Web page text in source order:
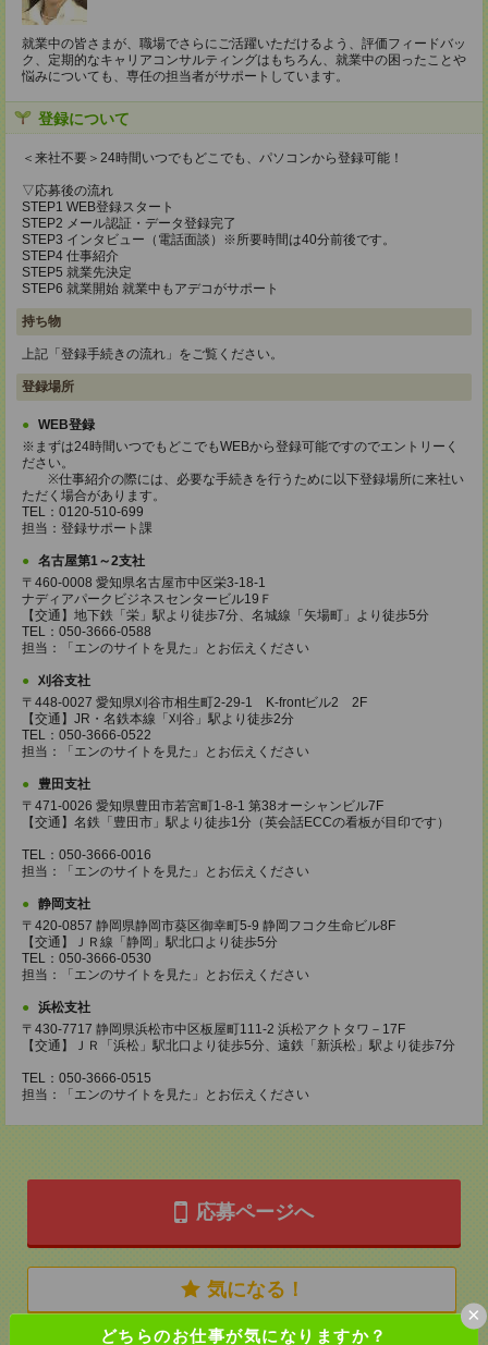
どちらのお仕事が気になりますか？
×
就業中の皆さまが、職場でさらにご活躍いただけるよう、評価フィードバッ
ク、定期的なキャリアコンサルティングはもちろん、就業中の困ったことや
悩みについても、専任の担当者がサポートしています。
登録について
＜来社不要＞24時間いつでもどこでも、パソコンから登録可能！
▽応募後の流れ
STEP1 WEB登録スタート
STEP2 メール認証・データ登録完了
STEP3 インタビュー（電話面談）※所要時間は40分前後です。
STEP4 仕事紹介
STEP5 就業先決定
STEP6 就業開始 就業中もアデコがサポート
持ち物
上記「登録手続きの流れ」をご覧ください。
登録場所
WEB登録
※まずは24時間いつでもどこでもWEBから登録可能ですのでエントリーく
ださい。
※仕事紹介の際には、必要な手続きを行うために以下登録場所に来社い
ただく場合があります。
TEL：0120-510-699
担当：登録サポート課
名古屋第1～2支社
〒460-0008 愛知県名古屋市中区栄3-18-1
ナディアパークビジネスセンタービル19Ｆ
【交通】地下鉄「栄」駅より徒歩7分、名城線「矢場町」より徒歩5分
TEL：050-3666-0588
担当：「エンのサイトを見た」とお伝えください
刈谷支社
〒448-0027 愛知県刈谷市相生町2-29-1 K-frontビル2 2F
【交通】JR・名鉄本線「刈谷」駅より徒歩2分
TEL：050-3666-0522
担当：「エンのサイトを見た」とお伝えください
豊田支社
〒471-0026 愛知県豊田市若宮町1-8-1 第38オーシャンビル7F
【交通】名鉄「豊田市」駅より徒歩1分（英会話ECCの看板が目印です）
TEL：050-3666-0016
担当：「エンのサイトを見た」とお伝えください
静岡支社
〒420-0857 静岡県静岡市葵区御幸町5-9 静岡フコク生命ビル8F
【交通】ＪＲ線「静岡」駅北口より徒歩5分
TEL：050-3666-0530
担当：「エンのサイトを見た」とお伝えください
浜松支社
〒430-7717 静岡県浜松市中区板屋町111-2 浜松アクトタワ－17F
【交通】ＪＲ「浜松」駅北口より徒歩5分、遠鉄「新浜松」駅より徒歩7分
TEL：050-3666-0515
担当：「エンのサイトを見た」とお伝えください
応募ページへ
気になる！